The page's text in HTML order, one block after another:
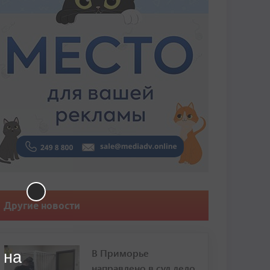
Другие новости
В Приморье